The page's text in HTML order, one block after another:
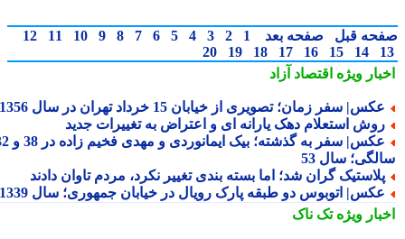
قبل صفحه بعد 1
2
3
4
5
6
7
8
9
10
11
12
14
15
16
17
18
19
20
ویژهاقتصاد آزاد
سفر زمان؛ تصویری از خیابان 15 خرداد تهران در سال 1356
استعلام دهک یارانه ای و اعتراض به تغییرات جدید
عکس| سفر به گذشته؛ بیک ایمانوردی و مهدی فخیم زاده در 38 و 32
سال 53
گران شد؛ اما بسته بندی تغییر نکرد، مردم تاوان دادند
اتوبوس دو طبقه پارک رویال در خیابان جمهوری؛ سال 1339
ویژهتک ناک